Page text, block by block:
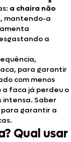
a chaira não
mantendo-a
a
para garantir
com menos
faca já perdeu o
Saber
garantir a
Qual usar